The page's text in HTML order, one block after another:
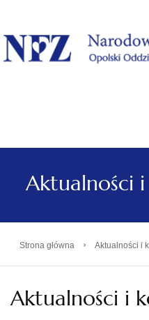
.
Aktualności
Strona główna › Aktualności i
Aktualności i